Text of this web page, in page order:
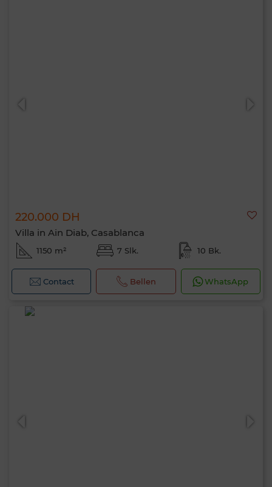
220.000 DH
Villa in Ain Diab, Casablanca
1150 m² 7 Slk. 10 Bk.
Contact Bellen WhatsApp